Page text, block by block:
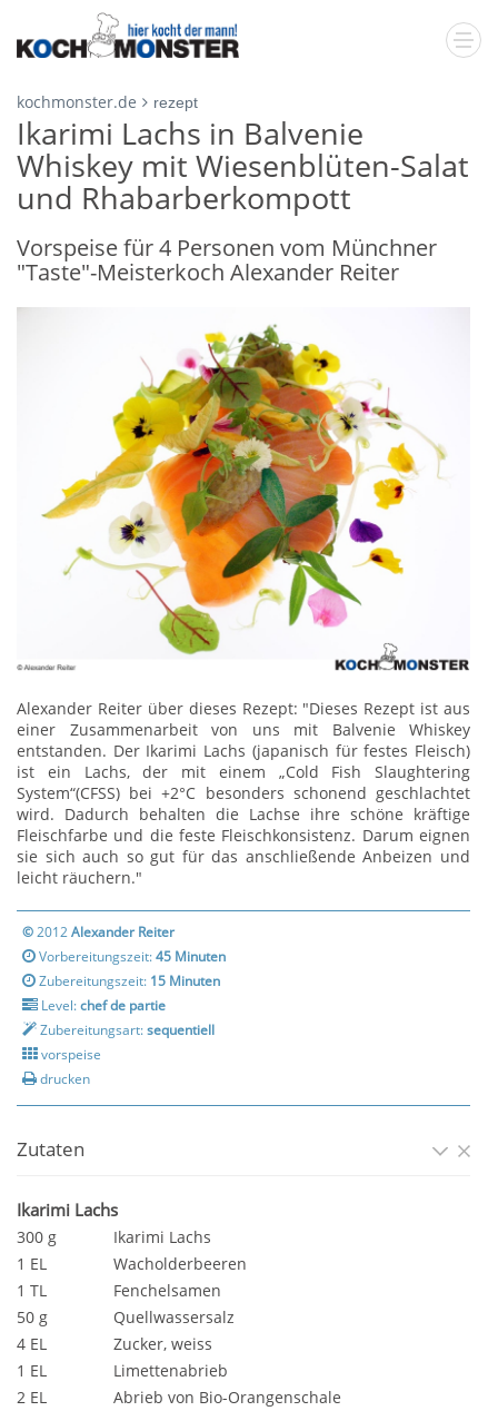
kochmonster.de rezept
Ikarimi Lachs in Balvenie
Whiskey mit Wiesenblüten-Salat
und Rhabarberkompott
Vorspeise für 4 Personen vom Münchner
"Taste"-Meisterkoch Alexander Reiter
Alexander Reiter über dieses Rezept: "Dieses Rezept ist aus
einer Zusammenarbeit von uns mit Balvenie Whiskey
entstanden. Der Ikarimi Lachs (japanisch für festes Fleisch)
ist ein Lachs, der mit einem „Cold Fish Slaughtering
System“(CFSS) bei +2°C besonders schonend geschlachtet
wird. Dadurch behalten die Lachse ihre schöne kräftige
Fleischfarbe und die feste Fleischkonsistenz. Darum eignen
sie sich auch so gut für das anschließende Anbeizen und
leicht räuchern."
©2012Alexander Reiter
Vorbereitungszeit:45 Minuten
Zubereitungszeit: 15 Minuten
Level:chef de partie
Zubereitungsart:sequentiell
vorspeise
drucken
Zutaten
Ikarimi Lachs
300 g
Ikarimi Lachs
1 EL
Wacholderbeeren
1 TL
Fenchelsamen
50 g
Quellwassersalz
4 EL
Zucker, weiss
1 EL
Limettenabrieb
2 EL
Abrieb von Bio-Orangenschale